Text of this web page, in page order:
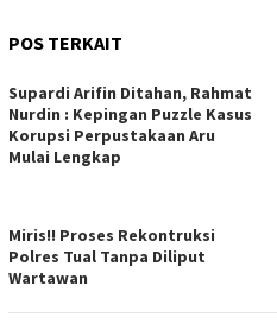
POS TERKAIT
Supardi Arifin Ditahan, Rahmat
Nurdin : Kepingan Puzzle Kasus
Korupsi Perpustakaan Aru
Mulai Lengkap
Miris!! Proses Rekontruksi
Polres Tual Tanpa Diliput
Wartawan